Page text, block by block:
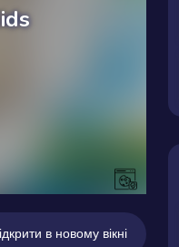
в новому вікні